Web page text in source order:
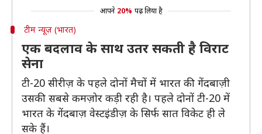
आपने 20% पढ़ लिया है
टीम न्यूज़ (भारत)
एक बदलाव के साथ उतर सकती है विराट
सेना
टी-20 सीरीज़ के पहले दोनों मैचों में भारत की गेंदबाज़ी
उसकी सबसे कमज़ोर कड़ी रही है। पहले दोनों टी-20 में
भारत के गेंदबाज़ वेस्टइंडीज़ के सिर्फ सात विकेट ही ले
सके हैं।